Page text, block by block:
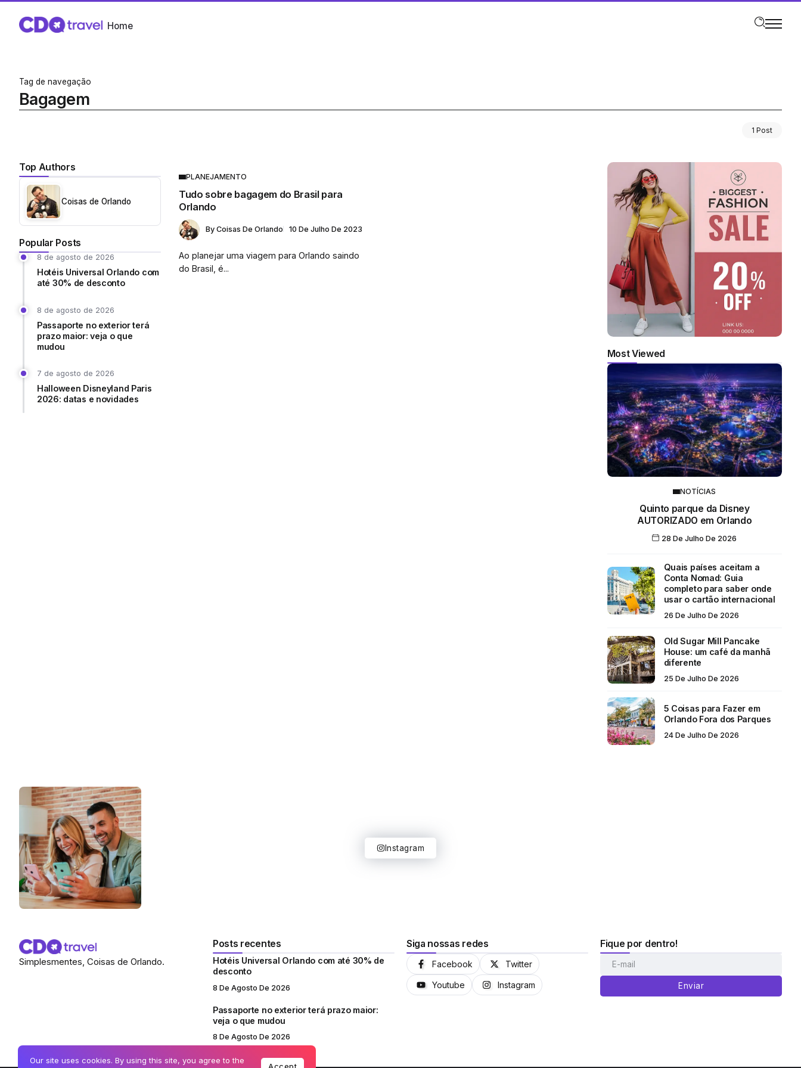
Home
Tag de navegação
Bagagem
1 Post
Top Authors
Coisas de Orlando
Popular Posts
8 de agosto de 2026
Hotéis Universal Orlando com
até 30% de desconto
8 de agosto de 2026
Passaporte no exterior terá
prazo maior: veja o que
mudou
7 de agosto de 2026
Halloween Disneyland Paris
2026: datas e novidades
PLANEJAMENTO
Tudo sobre bagagem do Brasil para
Orlando
By Coisas De Orlando 10 De Julho De 2023
Ao planejar uma viagem para Orlando saindo
do Brasil, é...
Most Viewed
NOTÍCIAS
Quinto parque da Disney
AUTORIZADO em Orlando
28 De Julho De 2026
Quais países aceitam a
Conta Nomad: Guia
completo para saber onde
usar o cartão internacional
26 De Julho De 2026
Old Sugar Mill Pancake
House: um café da manhã
diferente
25 De Julho De 2026
5 Coisas para Fazer em
Orlando Fora dos Parques
24 De Julho De 2026
Instagram
Simplesmentes, Coisas de Orlando.
Posts recentes
Hotéis Universal Orlando com até 30% de
desconto
8 De Agosto De 2026
Passaporte no exterior terá prazo maior:
veja o que mudou
8 De Agosto De 2026
Siga nossas redes
Facebook Twitter
Youtube Instagram
Fique por dentro!
Enviar
Our site uses cookies. By using this site, you agree to the